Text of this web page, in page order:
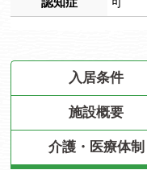
入居条件
施設概要
介護・医療体制